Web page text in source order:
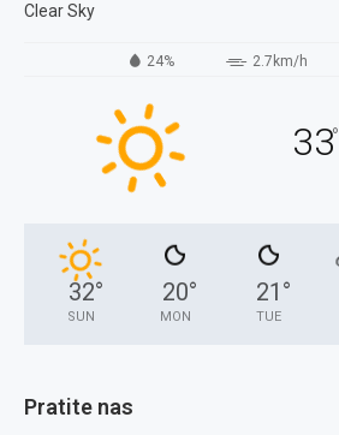
Clear Sky
24% 2.7km/h
33°
32°
SUN
20°
MON
21 °
TUE
Pratite nas